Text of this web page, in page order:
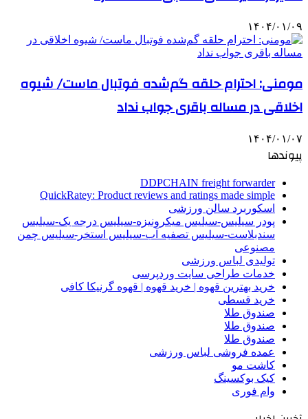
۱۴۰۴/۰۱/۰۹
مومنی: احترام حلقه گم‌شده فوتبال ماست/ شیوه
اخلاقی در مساله باقری جواب نداد
۱۴۰۴/۰۱/۰۷
پیوندها
DDPCHAIN freight forwarder
QuickRatey: Product reviews and ratings made simple
اسکوربرد سالن ورزشی
پودر سیلیس-سیلیس میکرونیزه-سیلیس درجه یک-سیلیس
سندبلاست-سیلیس تصفیه آب-سیلیس استخر-سیلیس چمن
مصنوعی
تولیدی لباس ورزشی
خدمات طراحی سایت وردپرسی
خرید بهترین قهوه | خرید قهوه | قهوه گرنیکا کافی
خرید قسطی
صندوق طلا
صندوق طلا
صندوق طلا
عمده فروشی لباس ورزشی
کاشت مو
کیک بوکسینگ
وام فوری